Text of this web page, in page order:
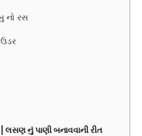
નો રસ
નું પાણી બનાવવાની રીત